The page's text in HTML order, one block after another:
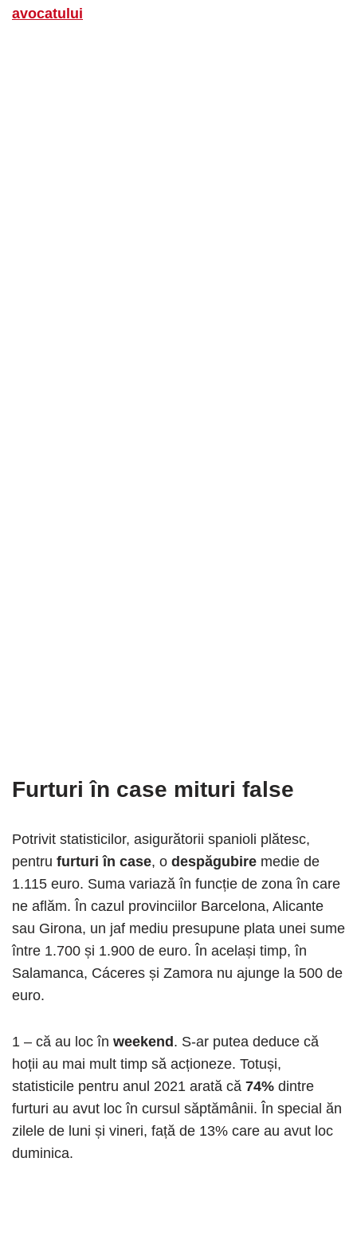
avocatului
Furturi în case mituri false
Potrivit statisticilor, asigurătorii spanioli plătesc,
pentru furturi în case, o despăgubire medie de
1.115 euro. Suma variază în funcție de zona în care
ne aflăm. În cazul provinciilor Barcelona, ​​Alicante
sau Girona, un jaf mediu presupune plata unei sume
între 1.700 și 1.900 de euro. În același timp, în
Salamanca, Cáceres și Zamora nu ajunge la 500 de
euro.
1 – că au loc în weekend. S-ar putea deduce că
hoții au mai mult timp să acționeze. Totuși,
statisticile pentru anul 2021 arată că 74% dintre
furturi au avut loc în cursul săptămânii. În special ăn
zilele de luni și vineri, față de 13% care au avut loc
duminica.